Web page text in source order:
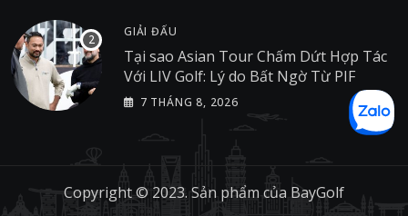
GIẢI ĐẤU
Tại sao Asian Tour Chấm Dứt Hợp Tác
Với LIV Golf: Lý do Bất Ngờ Từ PIF
7 THÁNG 8, 2026
Copyright © 2023. Sản phẩm của BayGolf